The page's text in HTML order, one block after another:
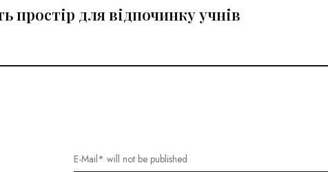
простір для відпочинку учнів